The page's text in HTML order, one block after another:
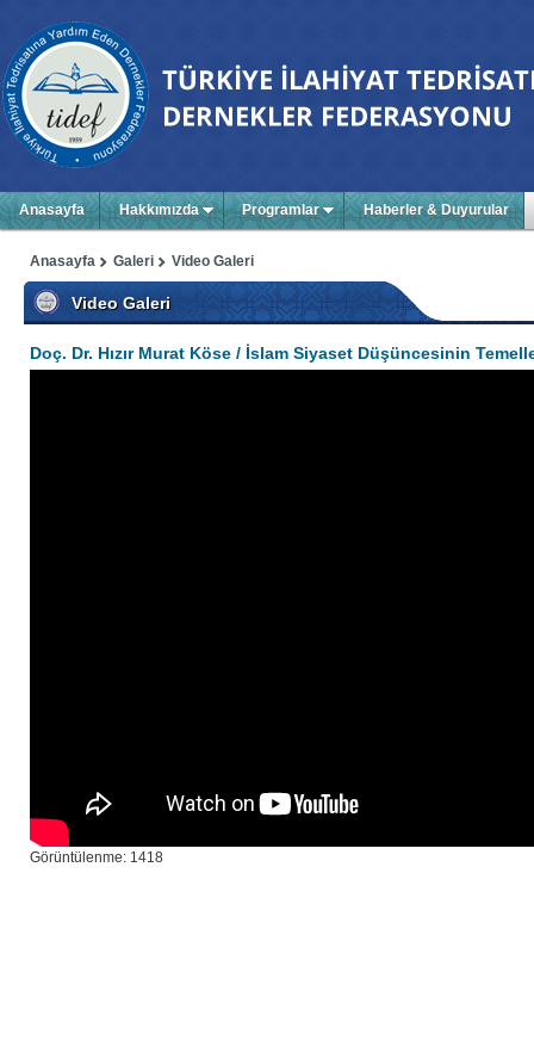
Anasayfa Hakkımızda Programlar Haberler & Duyurular
Video Galeri
Galeri
Anasayfa
Video Galeri
Doç. Dr. Hızır Murat Köse / İslam Siyaset Düşüncesinin
Görüntülenme: 1418